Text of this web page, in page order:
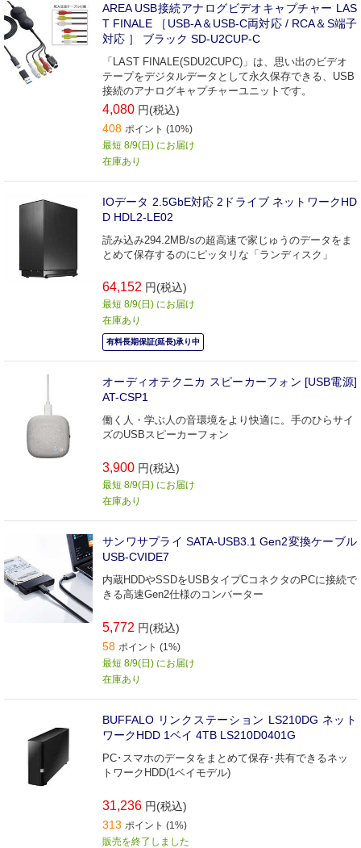
AREA USB接続アナログビデオキャプチャー LAS
T FINALE ［USB-A＆USB-C両対応 / RCA＆S端子
対応 ］ ブラック SD-U2CUP-C
「LAST FINALE(SDU2CUPC)」は、思い出のビデオ
テープをデジタルデータとして永久保存できる、USB
接続のアナログキャプチャーユニットです。
4,080 円(税込)
408 ポイント (10%)
最短 8/9(日) にお届け
在庫あり
IOデータ 2.5GbE対応 2ドライブ ネットワークHD
D HDL2-LE02
読み込み294.2MB/sの超高速で家じゅうのデータをま
とめて保存するのにピッタリな「ランディスク」
64,152 円(税込)
最短 8/9(日) にお届け
在庫あり
有料長期保証(延長)承り中
オーディオテクニカ スピーカーフォン [USB電源]
AT-CSP1
働く人・学ぶ人の音環境をより快適に。手のひらサイ
ズのUSBスピーカーフォン
3,900 円(税込)
最短 8/9(日) にお届け
在庫あり
サンワサプライ SATA-USB3.1 Gen2変換ケーブル
USB-CVIDE7
内蔵HDDやSSDをUSBタイプCコネクタのPCに接続で
きる高速Gen2仕様のコンバーター
5,772 円(税込)
58 ポイント (1%)
最短 8/9(日) にお届け
在庫あり
BUFFALO リンクステーション LS210DG ネット
ワークHDD 1ベイ 4TB LS210D0401G
PC･スマホのデータをまとめて保存･共有できるネッ
トワークHDD(1ベイモデル)
31,236 円(税込)
313 ポイント (1%)
販売を終了しました